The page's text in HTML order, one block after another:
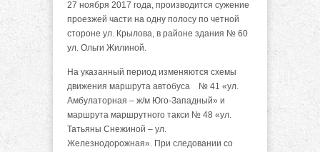
27 ноября 2017 года, производится сужение
проезжей части на одну полосу по четной
стороне ул. Крылова, в районе здания № 60
ул. Ольги Жилиной.
На указанный период изменяются схемы
движения маршрута автобуса № 41 «ул.
Амбулаторная – ж/м Юго-Западный» и
маршрута маршрутного такси № 48 «ул.
Татьяны Снежиной – ул.
Железнодорожная». При следовании со